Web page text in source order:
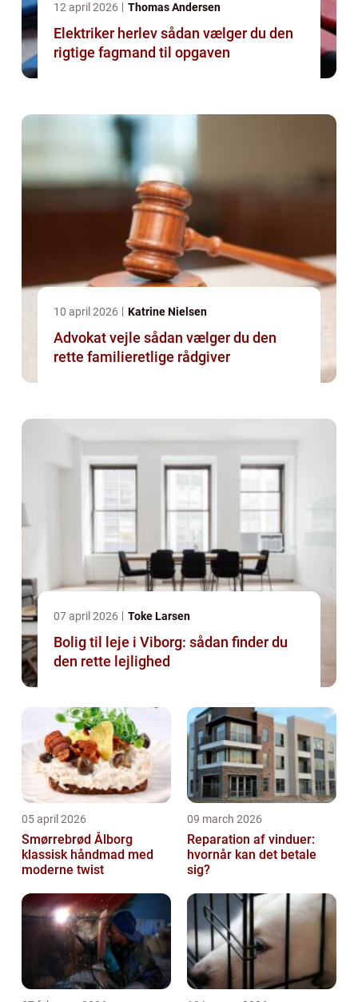
12 april 2026 Thomas Andersen
Elektriker herlev sådan vælger du den
rigtige fagmand til opgaven
10 april 2026 Katrine Nielsen
Advokat vejle sådan vælger du den
rette familieretlige rådgiver
07 april 2026 Toke Larsen
Bolig til leje i Viborg: sådan finder du
den rette lejlighed
05 april 2026
Smørrebrød Ålborg
klassisk håndmad med
moderne twist
09 march 2026
Reparation af vinduer:
hvornår kan det betale
sig?